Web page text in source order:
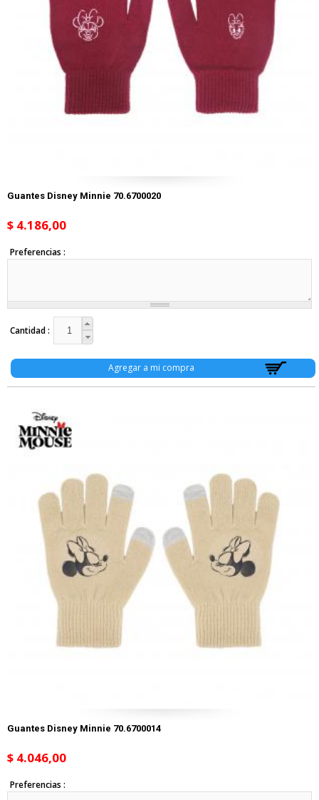
Guantes Disney Minnie 70.6700020
$ 4.186,00
Preferencias
Cantidad
Guantes Disney Minnie 70.6700014
$ 4.046,00
Preferencias